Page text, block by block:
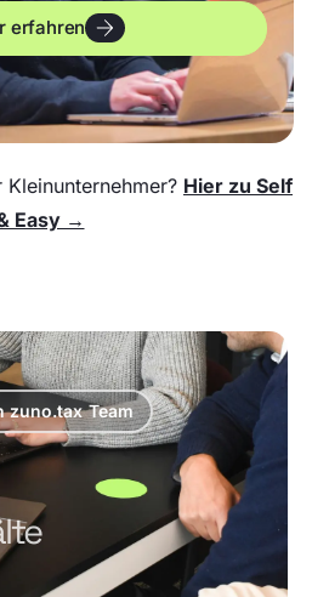
erfahren
Hier zu Self
Easy →
zuno.tax Team